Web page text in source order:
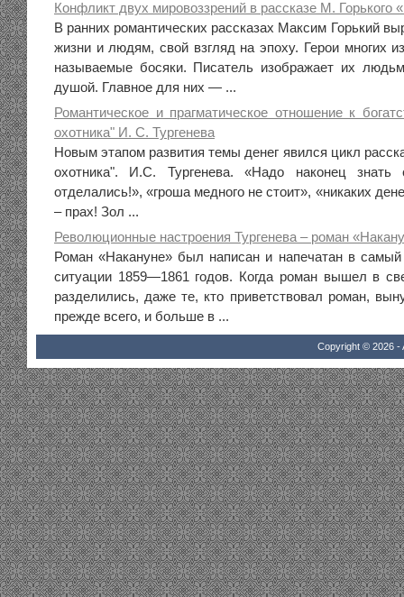
Конфликт двух мировоззрений в рассказе М. Горького
В ранних романтических рассказах Максим Горький
жизни и людям, свой взгляд на эпоху. Герои многих
называемые босяки. Писатель изображает их
душой. Главное для них — ...
Романтическое и прагматическое отношение к
охотника" И. С. Тургенева
Новым этапом развития темы денег явился цикл
охотника". И.С. Тургенева. «Надо наконец
отделались!», «гроша медного не стоит», «никаких
– прах! Зол ...
Революционные настроения Тургенева – роман
Роман «Накануне» был написан и напечатан в самый
ситуации 1859—1861 годов. Когда роман вышел в
разделились, даже те, кто приветствовал роман,
прежде всего, и больше в ...
Copyright © 2026 -